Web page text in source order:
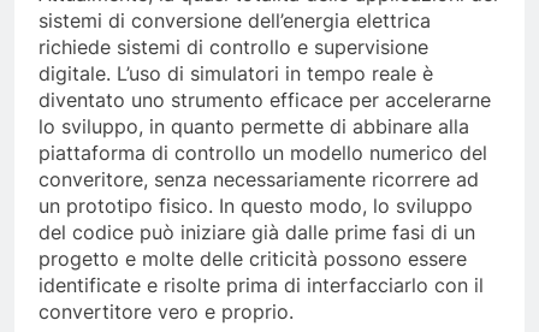
sistemi di conversione dell’energia elettrica
richiede sistemi di controllo e supervisione
digitale. L’uso di simulatori in tempo reale è
diventato uno strumento efficace per accelerarne
lo sviluppo, in quanto permette di abbinare alla
piattaforma di controllo un modello numerico del
converitore, senza necessariamente ricorrere ad
un prototipo fisico. In questo modo, lo sviluppo
del codice può iniziare già dalle prime fasi di un
progetto e molte delle criticità possono essere
identificate e risolte prima di interfacciarlo con il
convertitore vero e proprio.